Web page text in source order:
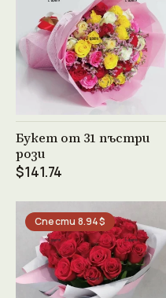
Виж продукта →
Букет от 31 пъстри
рози
$141.74
Спести 8.94$